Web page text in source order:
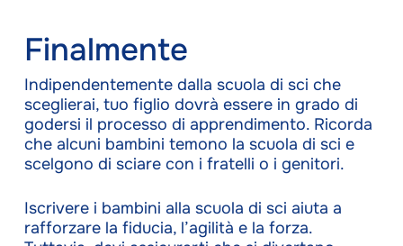
Finalmente
Indipendentemente dalla scuola di sci che
sceglierai, tuo figlio dovrà essere in grado di
godersi il processo di apprendimento. Ricorda
che alcuni bambini temono la scuola di sci e
scelgono di sciare con i fratelli o i genitori.
Iscrivere i bambini alla scuola di sci aiuta a
rafforzare la fiducia, l’agilità e la forza.